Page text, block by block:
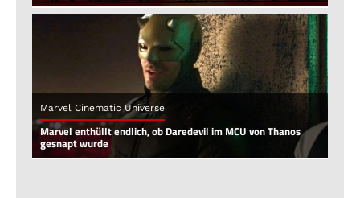
Marvel Cinematic Universe
Marvel enthüllt endlich, ob Daredevil im MCU von Thanos
gesnapt wurde